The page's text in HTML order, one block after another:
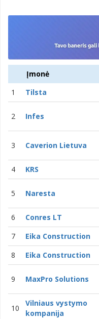
Įmonė
1
Tilsta
2 Infes
3 Caverion Lietuva
4
KRS
5 Naresta
6
Conres LT
7
Eika Construction
8
Eika Construction
9 MaxPro Solutions
10
Vilniaus vystymo
kompanija